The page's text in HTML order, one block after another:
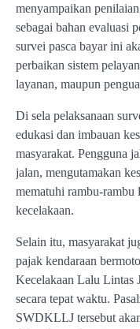
menyampaikan
sebagai bahan evaluasi
survei pasca bayar ini
perbaikan sistem
layanan, maupun
Di sela pelaksanaan
edukasi dan imbauan
masyarakat. Pengguna
jalan, mengutamakan
mematuhi rambu-
kecelakaan.
Selain itu, masyarakat
pajak kendaraan
Kecelakaan Lalu Lintas
secara tepat waktu.
SWDKLLJ tersebut